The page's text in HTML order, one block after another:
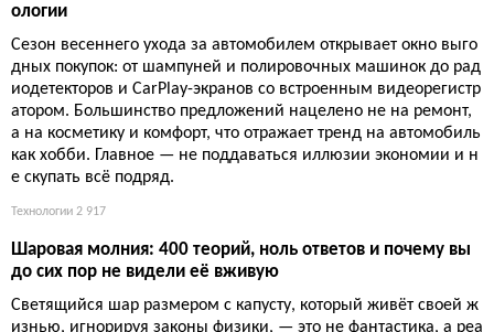
ологии
Сезон весеннего ухода за автомобилем открывает окно выго
дных покупок: от шампуней и полировочных машинок до рад
иодетекторов и CarPlay-экранов со встроенным видеорегистр
атором. Большинство предложений нацелено не на ремонт,
а на косметику и комфорт, что отражает тренд на автомобиль
как хобби. Главное — не поддаваться иллюзии экономии и н
е скупать всё подряд.
Технологии 2 917
Шаровая молния: 400 теорий, ноль ответов и почему вы
до сих пор не видели её вживую
Светящийся шар размером с капусту, который живёт своей ж
изнью, игнорируя законы физики, — это не фантастика, а реа